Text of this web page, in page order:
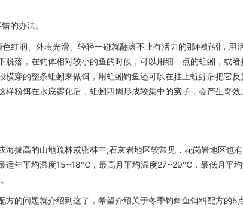
的办法。
红润、外表光滑、轻轻一碰就翻滚不止有活力的那种蚯蚓，用
脱落，在钓体相对较小的鱼的时候，可以用细一点的蚯蚓，或
横穿的整条蚯蚓来做饵，用蚯蚓钓鱼还可以在挂上蚯蚓后把它
粉饵在水底雾化后，蚯蚓四周形成较集中的窝子，会产生奇效
海拔高的山地疏林或密林中;石灰岩地区较常见，花岗岩地区也
适年平均温度15~18℃，最高月平均温度27~29℃，最低月平
的问题就介绍到这了，希望介绍关于冬季钓鲫鱼饵料配方的5